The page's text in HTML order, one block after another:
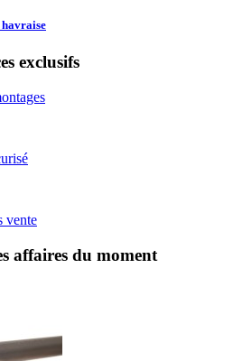
havraise
exclusifs
vente
affaires du moment